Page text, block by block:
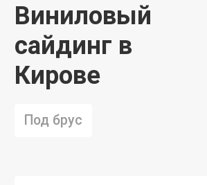
Виниловый
сайдинг в
Кирове
Под брус